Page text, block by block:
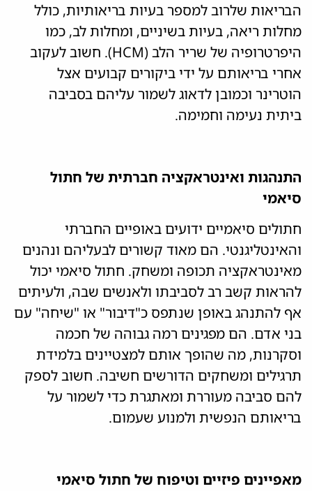
הבריאות שלרוב למספר בעיות בריאותיות, כולל
מחלות ריאה, בעיות בשיניים, ומחלות לב, כמו
היפרטרופיה של שריר הלב (HCM). חשוב לעקוב
אחרי בריאותם על ידי ביקורים קבועים אצל
הוטרינר וכמובן לדאוג לשמור עליהם בסביבה
ביתית נעימה וחמימה.
התנהגות ואינטראקציה חברתית של חתול
סיאמי
חתולים סיאמיים ידועים באופיים החברתי
והאינטליגנטי. הם מאוד קשורים לבעליהם ונהנים
מאינטראקציה תכופה ומשחק. חתול סיאמי יכול
להראות קשב רב לסביבתו ולאנשים שבה, ולעיתים
אף להתנהג באופן שנתפס כ"דיבור" או "שיחה" עם
בני אדם. הם מפגינים רמה גבוהה של חכמה
וסקרנות, מה שהופך אותם למצטיינים בלמידת
תרגילים ומשחקים הדורשים חשיבה. חשוב לספק
להם סביבה מעוררת ומאתגרת כדי לשמור על
בריאותם הנפשית ולמנוע שעמום.
מאפיינים פיזיים וטיפוח של חתול סיאמי